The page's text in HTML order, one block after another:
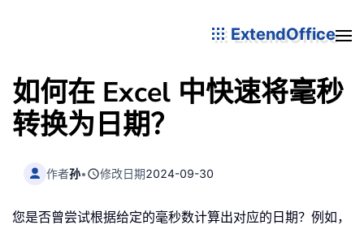
ExtendOffice
如何在 Excel 中快速将毫秒
转换为日期？
作者孙• 修改日期2024-09-30
您是否曾尝试根据给定的毫秒数计算出对应的日期？例如，